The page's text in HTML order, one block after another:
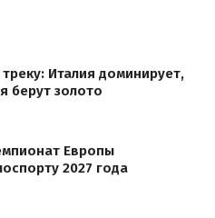
Италия доминирует,
берут золото
Европы
2027 года